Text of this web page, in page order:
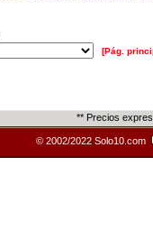
[Pág.
** Precios
© 2002/2022 Solo10.com